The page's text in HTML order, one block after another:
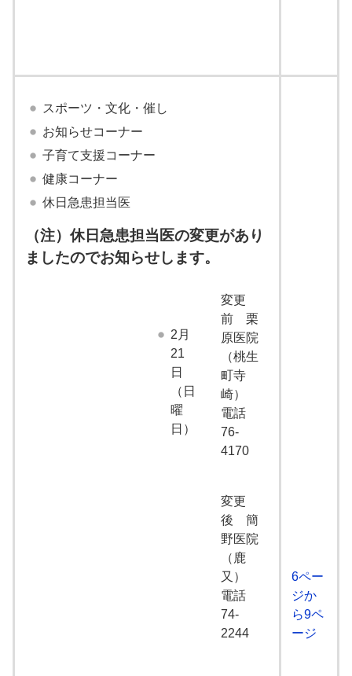
スポーツ・文化・催し
お知らせコーナー
子育て支援コーナー
健康コーナー
休日急患担当医
（注）休日急患担当医の変更があり
ましたのでお知らせします。
2月
21
日
（日
曜
日）
変更
前 栗
原医院
（桃生
町寺
崎）
電話
76-
4170
変更
後 簡
野医院
（鹿
又）
電話
74-
2244
6ペー
ジか
ら9ペ
ージ